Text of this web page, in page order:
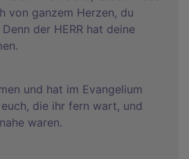
von ganzem Herzen, du
der HERR hat deine
und hat im Evangelium
die ihr fern wart, und
waren.